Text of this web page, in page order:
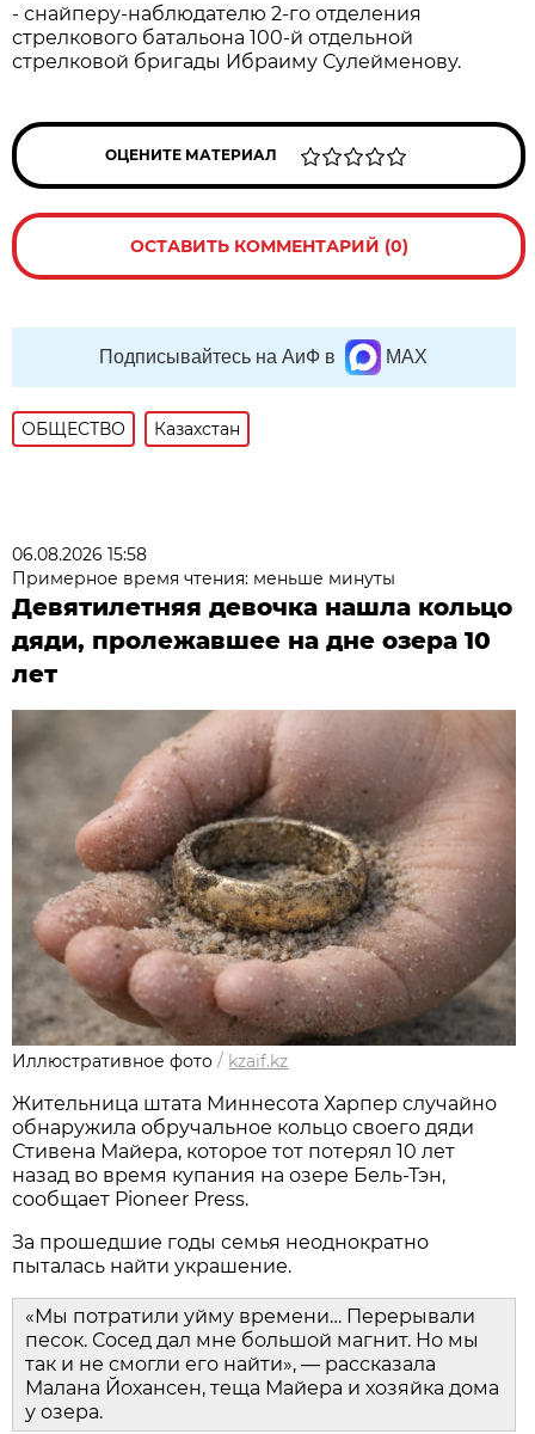
- снайперу-наблюдателю 2-го отделения
стрелкового батальона 100-й отдельной
стрелковой бригады Ибраиму Сулейменову.
ОЦЕНИТЕ МАТЕРИАЛ
ОСТАВИТЬ КОММЕНТАРИЙ (0)
Подписывайтесь на АиФ в MAX
ОБЩЕСТВО Казахстан
06.08.2026 15:58
Примерное время чтения: меньше минуты
Девятилетняя девочка нашла кольцо
дяди, пролежавшее на дне озера 10
лет
Иллюстративное фото / kzaif.kz
Жительница штата Миннесота Харпер случайно
обнаружила обручальное кольцо своего дяди
Стивена Майера, которое тот потерял 10 лет
назад во время купания на озере Бель-Тэн,
сообщает Pioneer Press.
За прошедшие годы семья неоднократно
пыталась найти украшение.
«Мы потратили уйму времени… Перерывали
песок. Сосед дал мне большой магнит. Но мы
так и не смогли его найти», — рассказала
Малана Йохансен, теща Майера и хозяйка дома
у озера.